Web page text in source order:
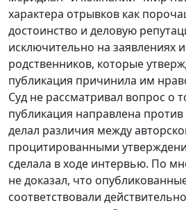
характера отрывков как
достоинство и деловую
исключительно на заявлениях
родственников, которые
публикация причинила им
Суд не рассматривал вопрос о
публикация направлена
делал различия между
процитированными
сделала в ходе интервью. По
не доказал, что
соответствовали